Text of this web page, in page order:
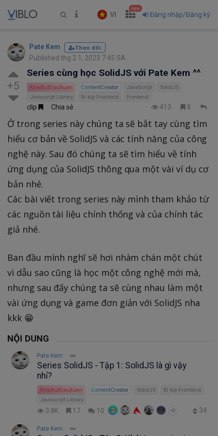
VI
new
Đăng nhập/Đăng ký
Pate Kem Theo dõi
Published thg 2 1, 2023 7:45 SA
+5
Series cùng học SolidJS với Pate Kem ^^
KhaiButDauXuan ContentCreator JavaScript
SolidJS
Javascript Library
Bí kíp Frontend frontend
clip Chia sẻ 413 8
Ở trong series này chúng ta sẽ bắt tay cùng tìm
hiểu cơ bản về SolidJS và các tính năng của công
nghệ này. Sau đó chúng ta sẽ tìm hiểu về tính
ứng dụng của SolidJS thông qua một vài ví dụ cơ
bản nhé.
Các bài viết trong series này mình tham khảo từ
các nguồn tài liệu chính thống và của chính tác
giả nhé.
Ban đầu mình nghĩ sẽ hơi nhàm chán một chút
vì dẫu sao cũng là học một công nghệ mới mà,
nhưng sau đấy chúng ta sẽ cùng nhau làm một
vài ứng dụng và game đơn giản với SolidJS nha
kkk 😁
NỘI DUNG
Pate Kem
Series SolidJS - Tập 1: SolidJS là gì vậy
nhỉ?
KhaiButDauXuan ContentCreator SolidJS
Bí kíp Frontend
Javascript Library
3.8K 17 10 +2 34
Pate Kem